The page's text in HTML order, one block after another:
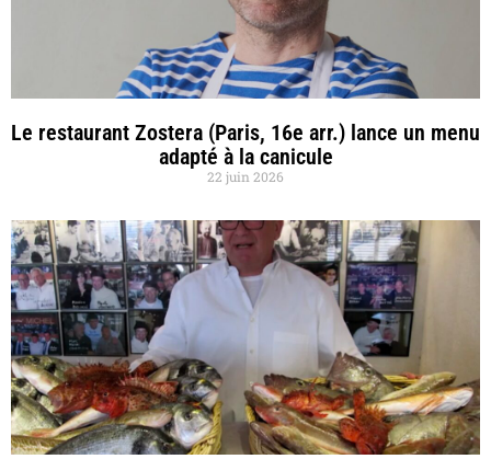
Le restaurant Zostera (Paris, 16e arr.) lance un menu
adapté à la canicule
22 juin 2026